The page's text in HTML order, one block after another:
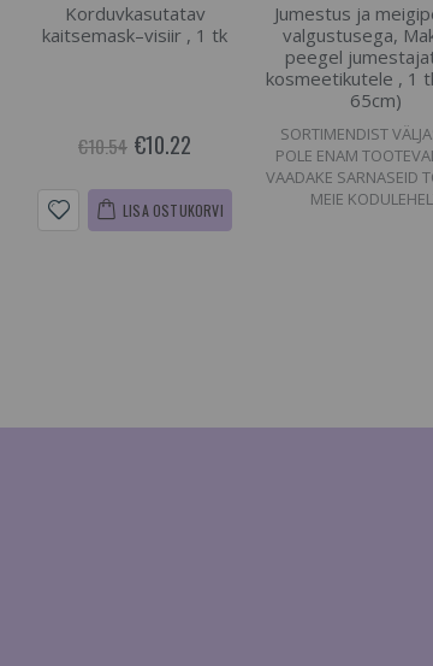
Korduvkasutatav
kaitsemask–visiir , 1 tk
€10.54 €10.22
LISA OSTUKORVI
Jumestus ja
valgustusega,
peegel
kosmeetikutele , 1
65cm)
SORTIMENDIST
POLE ENAM
VAADAKE SARNASEID
MEIE